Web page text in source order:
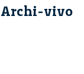
Archi-vivo